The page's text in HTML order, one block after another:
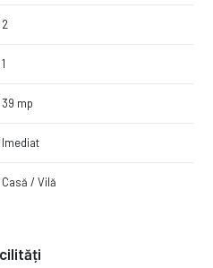
ne contactați la numărul de
2
1
39 mp
Imediat
Casă / Vilă